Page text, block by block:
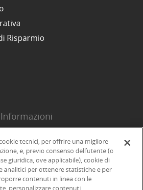
Risparmio
tecnici, per offrire una migliore
e, previo consenso dell’utente (o
giuridica, ove applicabile), cookie di
analitici per ottenere statistiche e per
contenuti in linea con le
personalizzare contenuti